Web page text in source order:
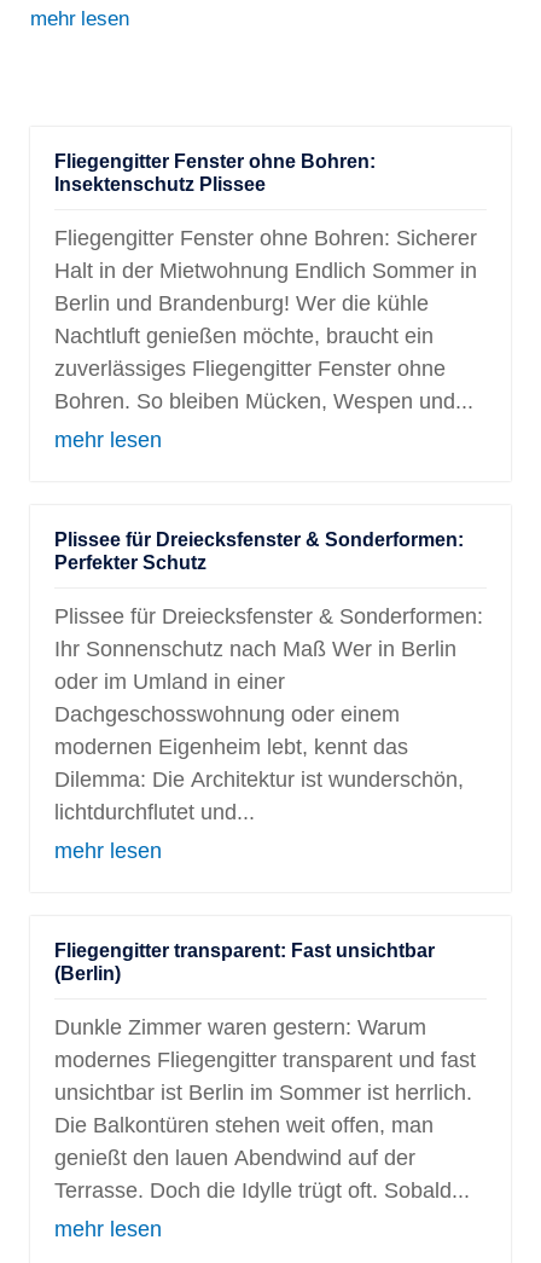
mehr lesen
Fliegengitter Fenster ohne Bohren:
Insektenschutz Plissee
Fliegengitter Fenster ohne Bohren: Sicherer
Halt in der Mietwohnung Endlich Sommer in
Berlin und Brandenburg! Wer die kühle
Nachtluft genießen möchte, braucht ein
zuverlässiges Fliegengitter Fenster ohne
Bohren. So bleiben Mücken, Wespen und...
mehr lesen
Plissee für Dreiecksfenster & Sonderformen:
Perfekter Schutz
Plissee für Dreiecksfenster & Sonderformen:
Ihr Sonnenschutz nach Maß Wer in Berlin
oder im Umland in einer
Dachgeschosswohnung oder einem
modernen Eigenheim lebt, kennt das
Dilemma: Die Architektur ist wunderschön,
lichtdurchflutet und...
mehr lesen
Fliegengitter transparent: Fast unsichtbar
(Berlin)
Dunkle Zimmer waren gestern: Warum
modernes Fliegengitter transparent und fast
unsichtbar ist Berlin im Sommer ist herrlich.
Die Balkontüren stehen weit offen, man
genießt den lauen Abendwind auf der
Terrasse. Doch die Idylle trügt oft. Sobald...
mehr lesen